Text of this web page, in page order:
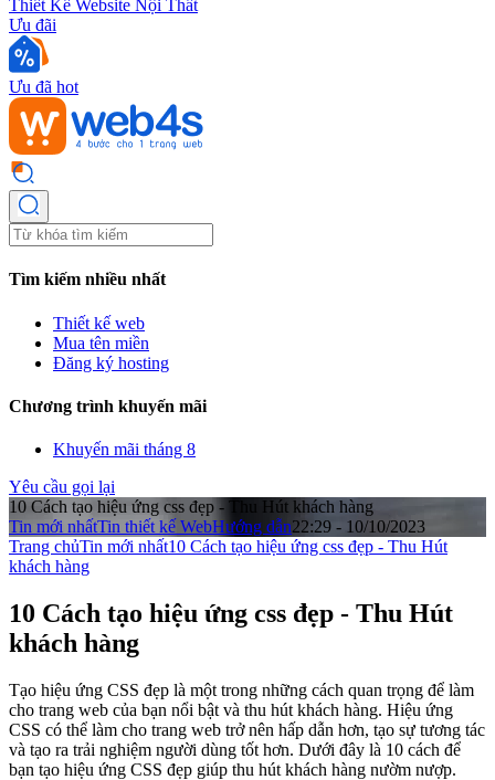
Thiết Kế Website Nội Thất
Ưu đãi
Ưu đã hot
Tìm kiếm nhiều nhất
Thiết kế web
Mua tên miền
Đăng ký hosting
Chương trình khuyến mãi
Khuyến mãi tháng 8
Yêu cầu gọi lại
10 Cách tạo hiệu ứng css đẹp - Thu Hút khách hàng
Tin mới nhấtTin thiết kế WebHướng dẫn22:29 - 10/10/2023
Trang chủTin mới nhất10 Cách tạo hiệu ứng css đẹp - Thu Hút
khách hàng
10 Cách tạo hiệu ứng css đẹp - Thu Hút
khách hàng
Tạo hiệu ứng CSS đẹp là một trong những cách quan trọng để làm
cho trang web của bạn nổi bật và thu hút khách hàng. Hiệu ứng
CSS có thể làm cho trang web trở nên hấp dẫn hơn, tạo sự tương tác
và tạo ra trải nghiệm người dùng tốt hơn. Dưới đây là 10 cách để
bạn tạo hiệu ứng CSS đẹp giúp thu hút khách hàng nườm nượp.